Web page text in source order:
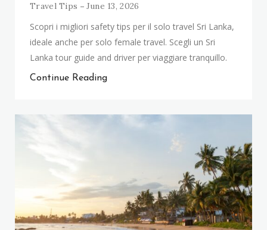
Travel Tips June 13, 2026
Scopri i migliori safety tips per il solo travel Sri Lanka,
ideale anche per solo female travel. Scegli un Sri
Lanka tour guide and driver per viaggiare tranquillo.
Continue Reading